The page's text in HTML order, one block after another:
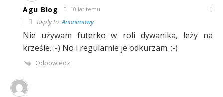
Agu Blog 10 lat temu
Reply toAnonimowy
Nie używam futerko w roli dywanika, leży na
krześle. :-) No i regularnie je odkurzam. ;-)
Odpowiedz